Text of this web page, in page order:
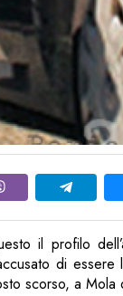
il profilo
di essere
scorso, a Mola